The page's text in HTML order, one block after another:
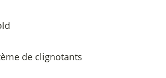
de clignotants